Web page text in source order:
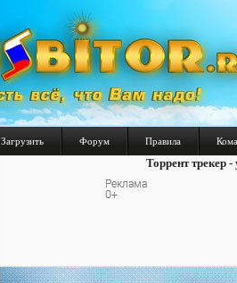
Загрузить Форум Правила
Торрент трекер